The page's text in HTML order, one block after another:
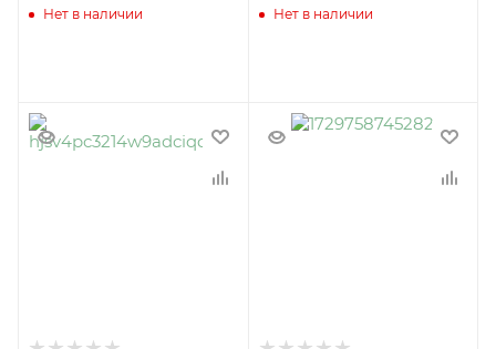
Нет в наличии Нет в наличии